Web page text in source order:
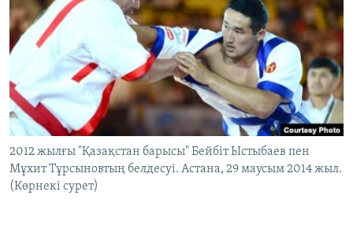
АРНАЙЫ ЖОБАЛАР
Русский
ЖАЗЫЛЫҢЫЗ
Басқа тілдерде
2012 жылғы "Қазақстан барысы" Бейбіт Ыстыбаев пен
Мұхит Тұрсыновтың белдесуі. Астана, 29 маусым 2014 жыл.
(Көрнекі сурет)